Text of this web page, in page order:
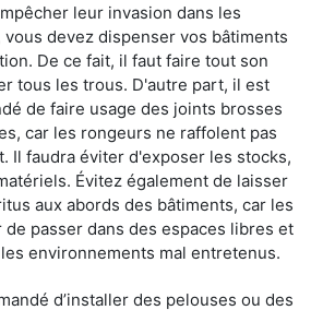
leur invasion dans les
vous devez dispenser vos bâtiments
De ce fait, il faut faire tout son
tous les trous. D'autre part, il est
de faire usage des joints brosses
car les rongeurs ne raffolent pas
Il faudra éviter d'exposer les stocks,
Évitez également de laisser
aux abords des bâtiments, car les
passer dans des espaces libres et
environnements mal entretenus.
d’installer des pelouses ou des